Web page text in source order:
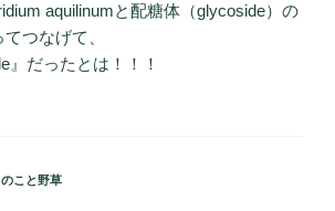
aquilinumと配糖体（glycoside）の
つなげて、
』だったとは！！！
こと野草